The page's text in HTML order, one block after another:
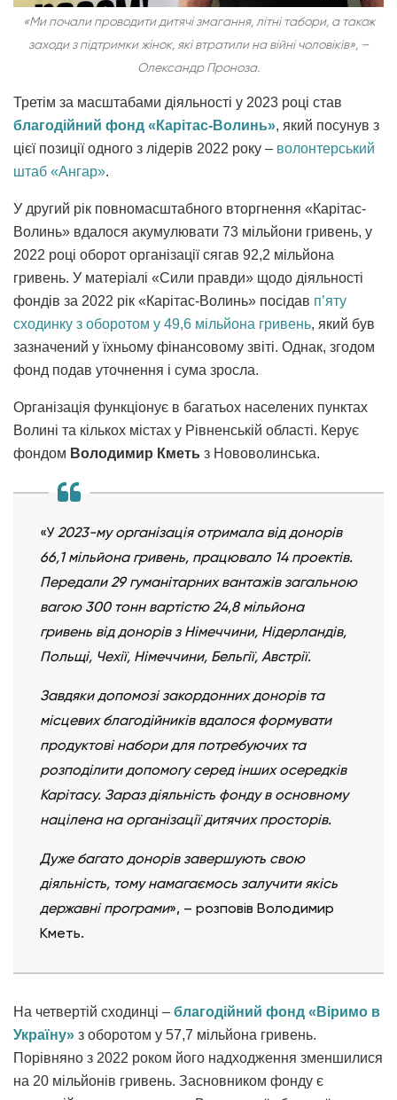
«Ми почали проводити дитячі змагання, літні табори, а також
заходи з підтримки жінок, які втратили на війні чоловіків», –
Олександр Проноза.
Третім за масштабами діяльності у 2023 році став
благодійний фонд «Карітас-Волинь», який посунув з
цієї позиції одного з лідерів 2022 року – волонтерський
штаб «Ангар».
У другий рік повномасштабного вторгнення «Карітас-
Волинь» вдалося акумулювати 73 мільйони гривень, у
2022 році оборот організації сягав 92,2 мільйона
гривень. У матеріалі «Сили правди» щодо діяльності
фондів за 2022 рік «Карітас-Волинь» посідав п’яту
сходинку з оборотом у 49,6 мільйона гривень, який був
зазначений у їхньому фінансовому звіті. Однак, згодом
фонд подав уточнення і сума зросла.
Організація функціонує в багатьох населених пунктах
Волині та кількох містах у Рівненській області. Керує
фондом Володимир Кметь з Нововолинська.
«У2023-му організація отримала від донорів
66,1 мільйона гривень, працювало 14 проектів.
Передали 29 гуманітарних вантажів загальною
вагою 300 тонн вартістю 24,8 мільйона
гривень від донорів з Німеччини, Нідерландів,
Польщі, Чехії, Німеччини, Бельгії, Австрії.
Завдяки допомозі закордонних донорів та
місцевих благодійників вдалося формувати
продуктові набори для потребуючих та
розподілити допомогу серед інших осередків
Карітасу. Зараз діяльність фонду в основному
націлена на організації дитячих просторів.
Дуже багато донорів завершують свою
діяльність, тому намагаємось залучити якісь
державні програми», – розповів Володимир
Кметь.
На четвертій сходинці – благодійний фонд «Віримо в
Україну» з оборотом у 57,7 мільйона гривень.
Порівняно з 2022 роком його надходження зменшилися
на 20 мільйонів гривень. Засновником фонду є